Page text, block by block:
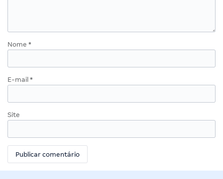
Nome *
E-mail *
Site